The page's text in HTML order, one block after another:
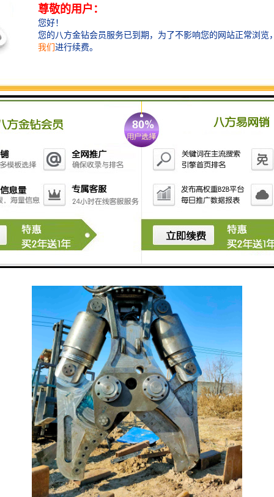
鹰嘴剪是绝好的破拆救援工具产品之一，具有笼罩重型
率，它可以快速，方便的更换刀片，这样能降低机械故
加强了颚嘴的闭合力，从而能剪断较硬的钢材，需要品
质鹰嘴剪的联系公众号智造大观。鹰嘴剪安装于挖掘机
上使用，广泛用于拆解废车、厂房钢结构拆除、船舶破
拆、剪钢筋、钢材、罐、管子等废料钢，此类剪刀适用
在不同的操作中，包括钢结构的破拆，废料钢的处理等
工程中，能切割铁制材料，钢材，罐，管子等。